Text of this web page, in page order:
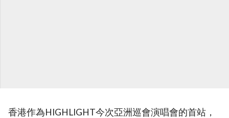
香港作為HIGHLIGHT今次亞洲巡會演唱會的首站，